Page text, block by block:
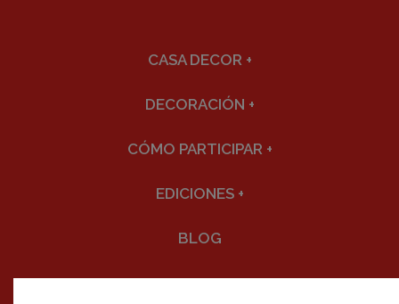
CASA DECOR +
DECORACIÓN +
CÓMO PARTICIPAR +
EDICIONES +
BLOG